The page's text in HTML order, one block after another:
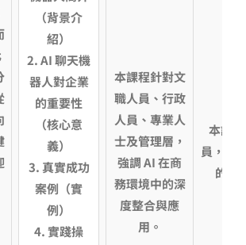
（背景介
紹）
2. AI聊天機
器人對企業
的重要性
（核心意
義）
3. 真實成功
案例（實
例）
4.實踐操
本課程針對文
職人員、行政
人員、專業人
士及管理層，
強調 AI 在商
務環境中的深
度整合與應
用。
本課
員，強
的深